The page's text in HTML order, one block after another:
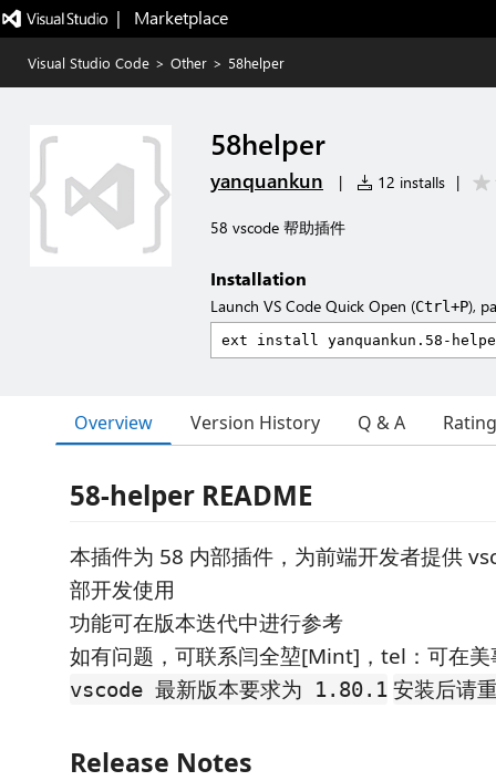
|   Marketplace
Visual Studio Code > Other > 58helper
58helper
yanquankun | 12 installs |
58 vscode 帮助插件
Installation
Launch VS Code Quick Open (Ctrl+P),
Overview Version History Q & A
58-helper README
本插件为 58 内部插件，为前端开发者提供
部开发使用
功能可在版本迭代中进行参考
如有问题，可联系闫全堃[Mint]，tel：可在美
vscode 最新版本要求为 1.80.1 安装后请
Release Notes